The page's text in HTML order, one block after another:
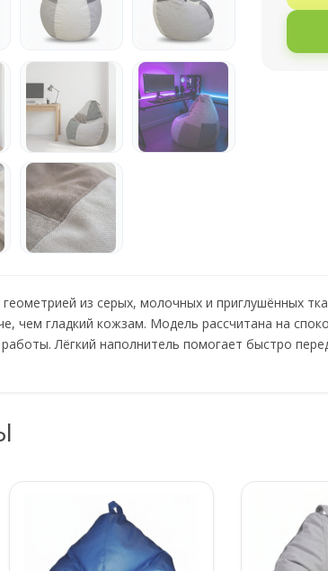
геометрией из серых, молочных и приглушённых
чем гладкий кожзам. Модель рассчитана на
Лёгкий наполнитель помогает быстро